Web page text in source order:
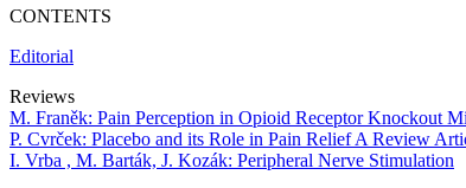
CONTENTS
Editorial
Reviews
M. Franěk: Pain Perception in Opioid Receptor Knockout
P. Cvrček: Placebo and its Role in Pain Relief A Review
I. Vrba , M. Barták, J. Kozák: Peripheral Nerve Stimulation